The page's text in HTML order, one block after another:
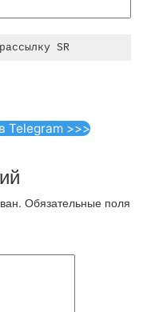
Telegram >>>
Обязательные поля